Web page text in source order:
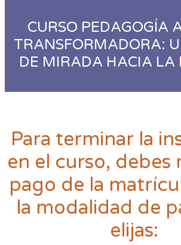
CURSO PEDAGOGÍA
TRANSFORMADORA:
DE MIRADA HACIA LA
Para terminar la
en el curso, debes
pago de la
la modalidad de
elijas: